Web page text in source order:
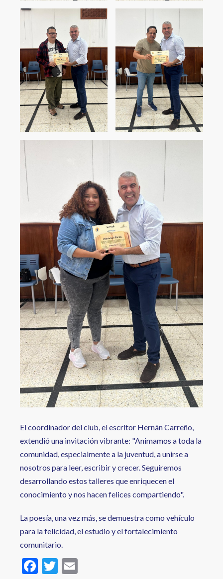
El coordinador del club, el escritor Hernán Carreño,
extendió una invitación vibrante: "Animamos a toda la
comunidad, especialmente a la juventud, a unirse a
nosotros para leer, escribir y crecer. Seguiremos
desarrollando estos talleres que enriquecen el
conocimiento y nos hacen felices compartiendo".
La poesía, una vez más, se demuestra como vehículo
para la felicidad, el estudio y el fortalecimiento
comunitario.
F
T